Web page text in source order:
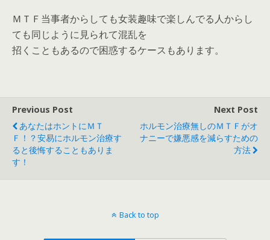
ＭＴＦ当事者からしても女装趣味で楽しんでる人からし
ても同じように見られて混乱を
招くこともあるので困惑するケースもあります。
Previous Post
あなたはホントにＭＴ
Ｆ！？安易にホルモン治療す
ると後悔することもありま
す！
Next Post
ホルモン治療無しのＭＴＦがオ
ナニーで嫌悪感を減らすための
方法
Back to top